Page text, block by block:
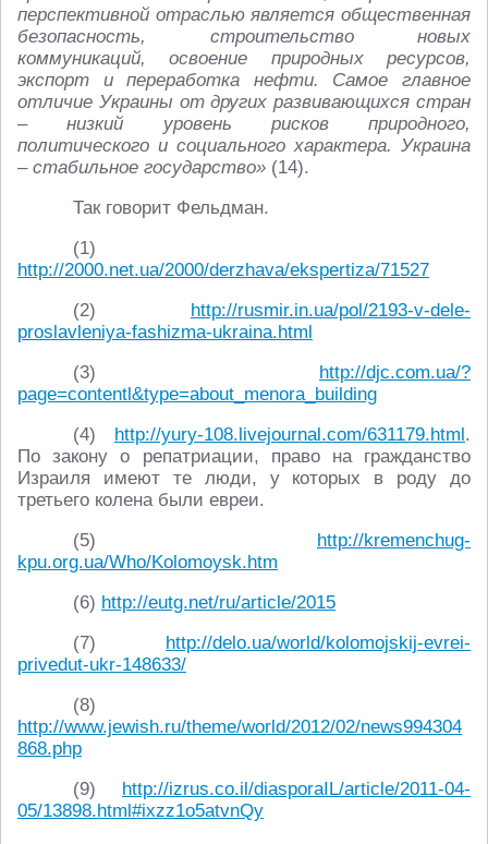
перспективной отраслью является общественная
безопасность, строительство новых
коммуникаций, освоение природных ресурсов,
экспорт и переработка нефти. Самое главное
отличие Украины от других развивающихся стран
– низкий уровень рисков природного,
политического и социального характера. Украина
– стабильное государство» (14).
Так говорит Фельдман.
(1)
http://2000.net.ua/2000/derzhava/ekspertiza/71527
(2) http://rusmir.in.ua/pol/2193-v-dele-
proslavleniya-fashizma-ukraina.html
(3) http://djc.com.ua/?
page=contentl&type=about_menora_building
(4) http://yury-108.livejournal.com/631179.html.
По закону о репатриации, право на гражданство
Израиля имеют те люди, у которых в роду до
третьего колена были евреи.
(5) http://kremenchug-
kpu.org.ua/Who/Kolomoysk.htm
(6) http://eutg.net/ru/article/2015
(7) http://delo.ua/world/kolomojskij-evrei-
privedut-ukr-148633/
(8)
http://www.jewish.ru/theme/world/2012/02/news994304
868.php
(9) http://izrus.co.il/diasporaIL/article/2011-04-
05/13898.html#ixzz1o5atvnQy